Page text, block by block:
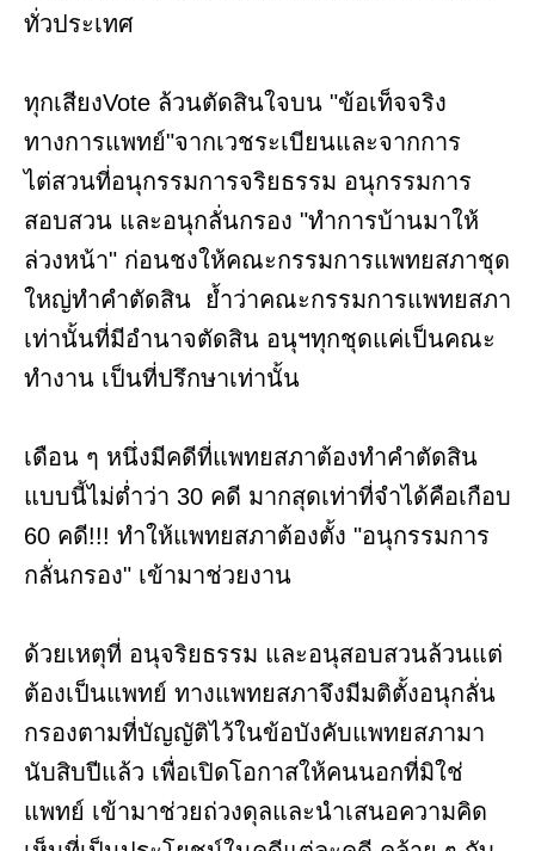
ทั่วประเทศ
ทุกเสียงVote ล้วนตัดสินใจบน "ข้อเท็จจริง
ทางการแพทย์"จากเวชระเบียนและจากการ
ไต่สวนที่อนุกรรมการจริยธรรม อนุกรรมการ
สอบสวน และอนุกลั่นกรอง "ทำการบ้านมาให้
ล่วงหน้า" ก่อนชงให้คณะกรรมการแพทยสภาชุด
ใหญ่ทำคำตัดสิน ย้ำว่าคณะกรรมการแพทยสภา
เท่านั้นที่มีอำนาจตัดสิน อนุฯทุกชุดแค่เป็นคณะ
ทำงาน เป็นที่ปรึกษาเท่านั้น
เดือน ๆ หนึ่งมีคดีที่แพทยสภาต้องทำคำตัดสิน
แบบนี้ไม่ต่ำว่า 30 คดี มากสุดเท่าที่จำได้คือเกือบ
60 คดี!!! ทำให้แพทยสภาต้องตั้ง "อนุกรรมการ
กลั่นกรอง" เข้ามาช่วยงาน
ด้วยเหตุที่ อนุจริยธรรม และอนุสอบสวนล้วนแต่
ต้องเป็นแพทย์ ทางแพทยสภาจึงมีมติตั้งอนุกลั่น
กรองตามที่บัญญัติไว้ในข้อบังคับแพทยสภามา
นับสิบปีแล้ว เพื่อเปิดโอกาสให้คนนอกที่มิใช่
แพทย์ เข้ามาช่วยถ่วงดุลและนำเสนอความคิด